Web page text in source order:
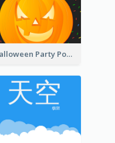
Halloween Party Poster